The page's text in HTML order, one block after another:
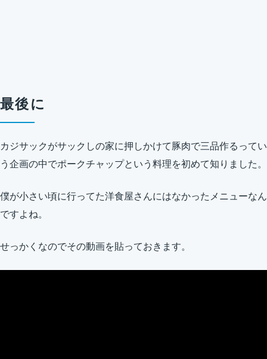
最後に
カジサックがサックしの家に押しかけて豚肉で三品作るってい
う企画の中でポークチャップという料理を初めて知りました。
僕が小さい頃に行ってた洋食屋さんにはなかったメニューなん
ですよね。
せっかくなのでその動画を貼っておきます。